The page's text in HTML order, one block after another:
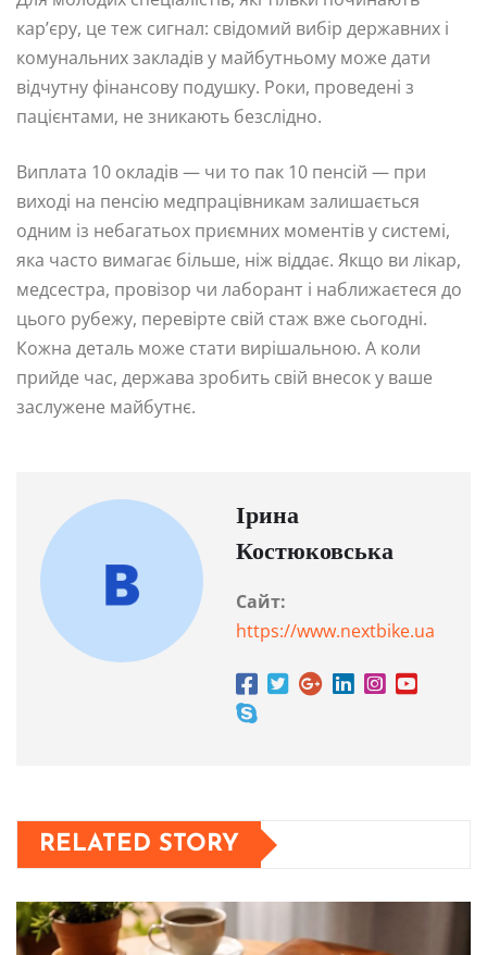
кар’єру, це теж сигнал: свідомий вибір державних і
комунальних закладів у майбутньому може дати
відчутну фінансову подушку. Роки, проведені з
пацієнтами, не зникають безслідно.
Виплата 10 окладів — чи то пак 10 пенсій — при
виході на пенсію медпрацівникам залишається
одним із небагатьох приємних моментів у системі,
яка часто вимагає більше, ніж віддає. Якщо ви лікар,
медсестра, провізор чи лаборант і наближаєтеся до
цього рубежу, перевірте свій стаж вже сьогодні.
Кожна деталь може стати вирішальною. А коли
прийде час, держава зробить свій внесок у ваше
заслужене майбутнє.
Ірина
Костюковська
Сайт:
https://www.nextbike.ua
RELATED STORY